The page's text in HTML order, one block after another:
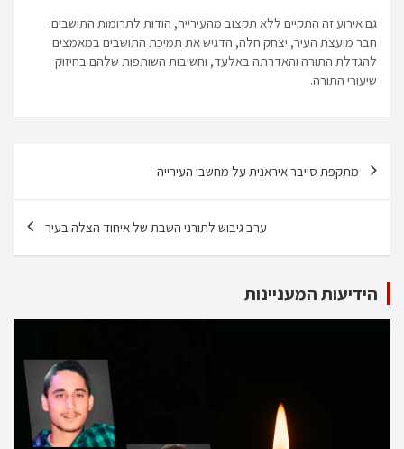
גם אירוע זה התקיים ללא תקצוב מהעירייה, הודות לתרומות התושבים.
חבר מועצת העיר, יצחק חלה, הדגיש את תמיכת התושבים במאמצים
להגדלת התורה והאדרתה באלעד, וחשיבות השותפות שלהם בחיזוק
שיעורי התורה.
מתקפת סייבר איראנית על מחשבי העירייה
ערב גיבוש לתורני השבת של איחוד הצלה בעיר
הידיעות המעניינות